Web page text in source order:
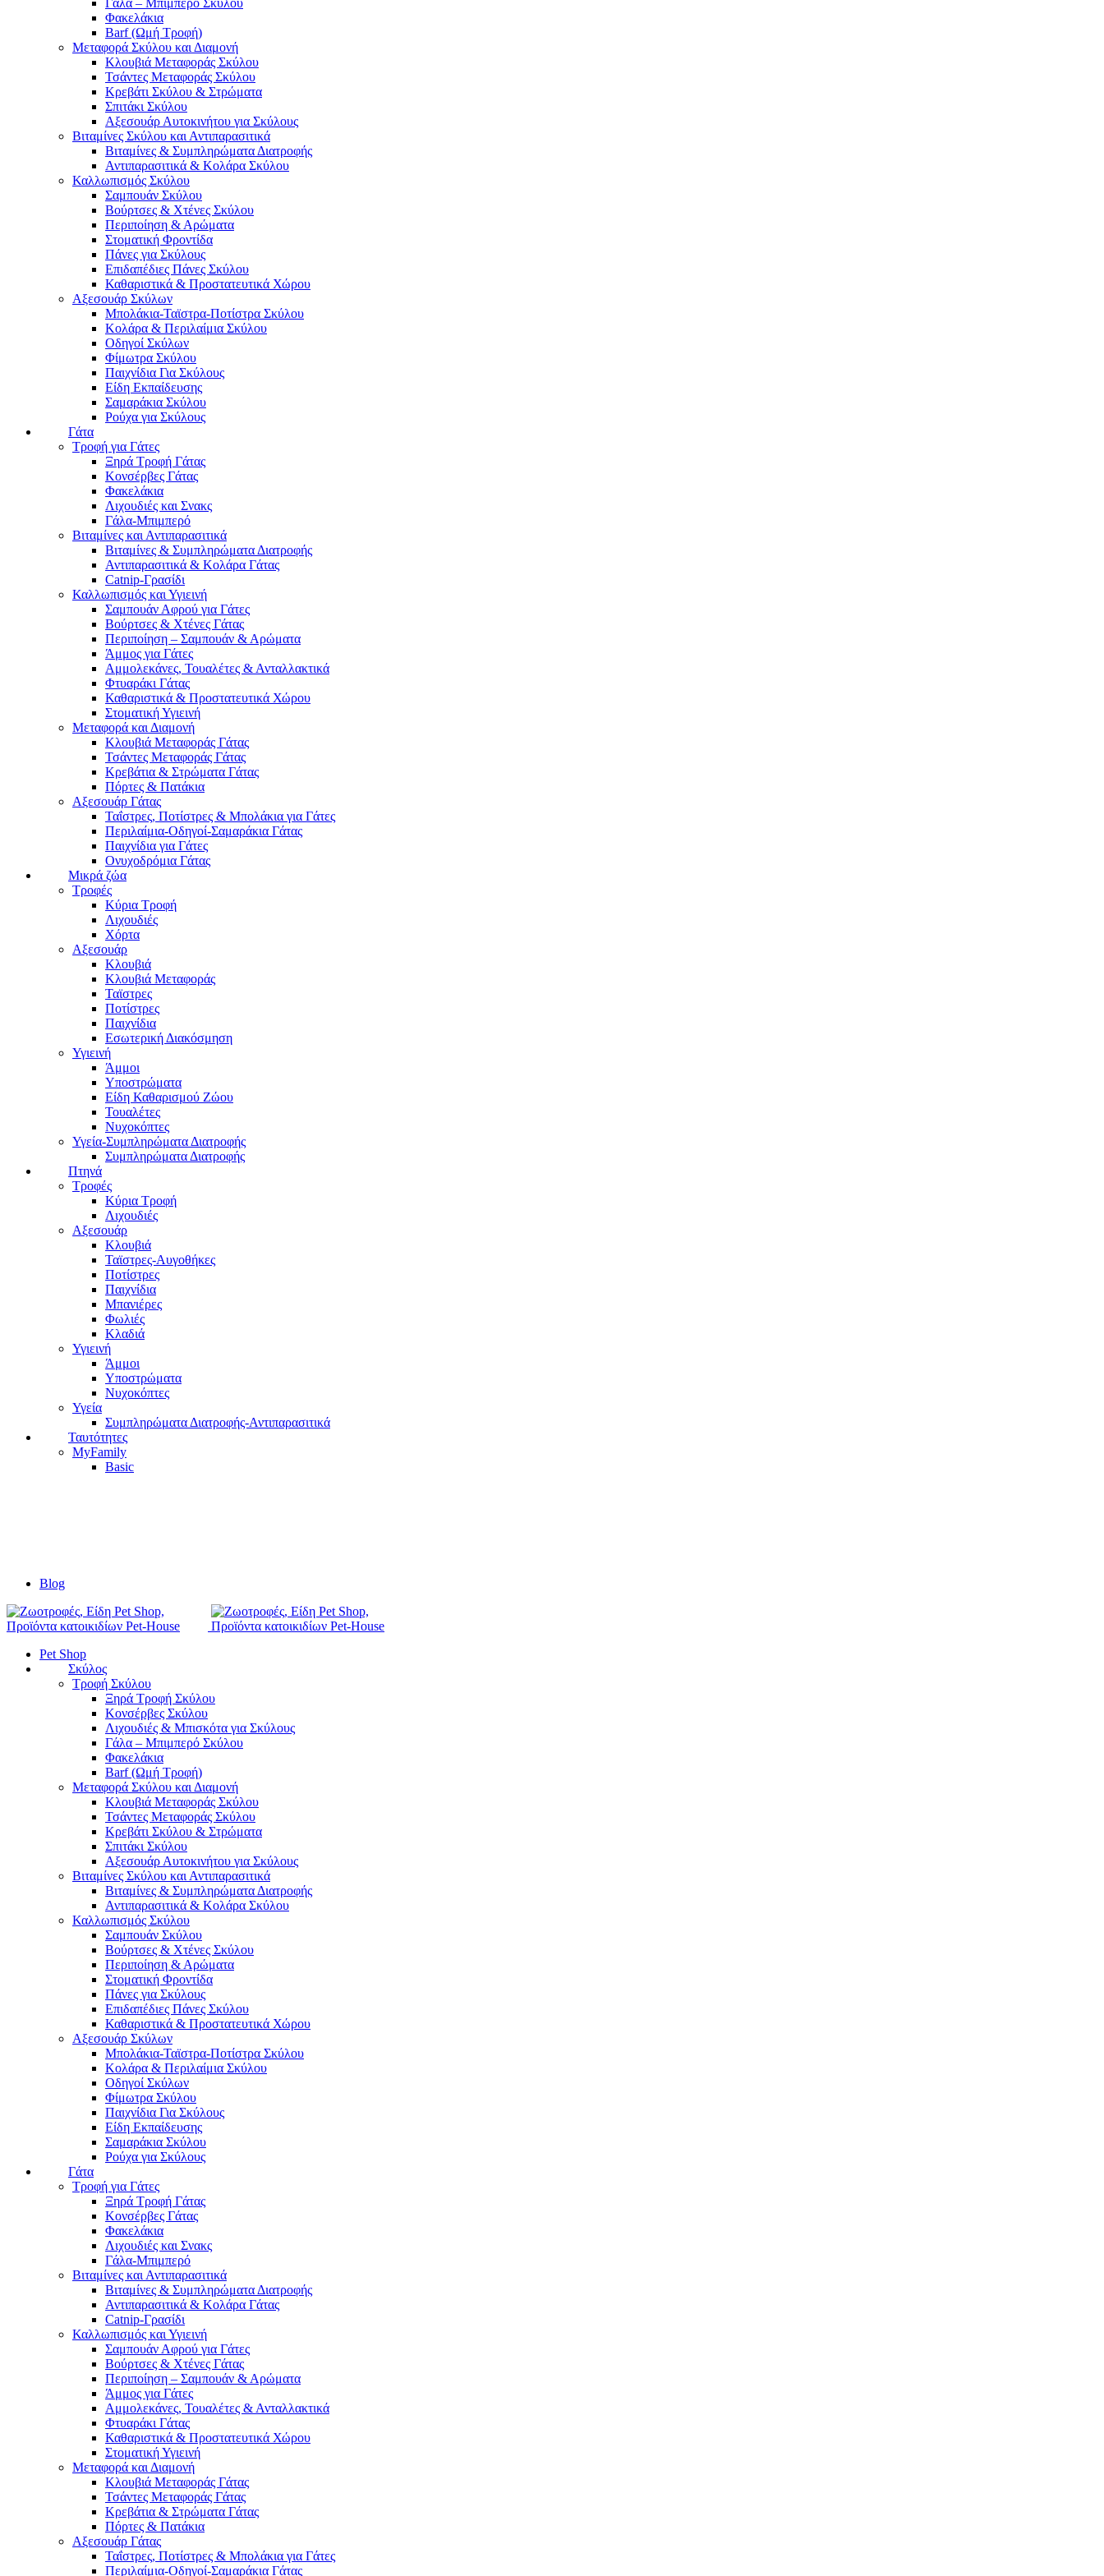
Γάλα – Μπιμπερό Σκύλου
Φακελάκια
Barf (Ωμή Τροφή)
Μεταφορά Σκύλου και Διαμονή
Κλουβιά Μεταφοράς Σκύλου
Τσάντες Μεταφοράς Σκύλου
Κρεβάτι Σκύλου & Στρώματα
Σπιτάκι Σκύλου
Αξεσουάρ Αυτοκινήτου για Σκύλους
Βιταμίνες Σκύλου και Αντιπαρασιτικά
Βιταμίνες & Συμπληρώματα Διατροφής
Αντιπαρασιτικά & Κολάρα Σκύλου
Καλλωπισμός Σκύλου
Σαμπουάν Σκύλου
Βούρτσες & Χτένες Σκύλου
Περιποίηση & Αρώματα
Στοματική Φροντίδα
Πάνες για Σκύλους
Επιδαπέδιες Πάνες Σκύλου
Καθαριστικά & Προστατευτικά Χώρου
Αξεσουάρ Σκύλων
Μπολάκια-Ταϊστρα-Ποτίστρα Σκύλου
Κολάρα & Περιλαίμια Σκύλου
Οδηγοί Σκύλων
Φίμωτρα Σκύλου
Παιχνίδια Για Σκύλους
Είδη Εκπαίδευσης
Σαμαράκια Σκύλου
Ρούχα για Σκύλους
Γάτα
Τροφή για Γάτες
Ξηρά Τροφή Γάτας
Κονσέρβες Γάτας
Φακελάκια
Λιχουδιές και Σνακς
Γάλα-Μπιμπερό
Βιταμίνες και Αντιπαρασιτικά
Βιταμίνες & Συμπληρώματα Διατροφής
Αντιπαρασιτικά & Κολάρα Γάτας
Catnip-Γρασίδι
Καλλωπισμός και Υγιεινή
Σαμπουάν Αφρού για Γάτες
Βούρτσες & Χτένες Γάτας
Περιποίηση – Σαμπουάν & Αρώματα
Άμμος για Γάτες
Αμμολεκάνες, Τουαλέτες & Ανταλλακτικά
Φτυαράκι Γάτας
Καθαριστικά & Προστατευτικά Χώρου
Στοματική Υγιεινή
Μεταφορά και Διαμονή
Κλουβιά Μεταφοράς Γάτας
Τσάντες Μεταφοράς Γάτας
Κρεβάτια & Στρώματα Γάτας
Πόρτες & Πατάκια
Αξεσουάρ Γάτας
Ταΐστρες, Ποτίστρες & Μπολάκια για Γάτες
Περιλαίμια-Οδηγοί-Σαμαράκια Γάτας
Παιχνίδια για Γάτες
Ονυχοδρόμια Γάτας
Μικρά ζώα
Τροφές
Κύρια Τροφή
Λιχουδιές
Χόρτα
Αξεσουάρ
Κλουβιά
Κλουβιά Μεταφοράς
Ταϊστρες
Ποτίστρες
Παιχνίδια
Εσωτερική Διακόσμηση
Υγιεινή
Άμμοι
Υποστρώματα
Είδη Καθαρισμού Ζώου
Τουαλέτες
Νυχοκόπτες
Υγεία-Συμπληρώματα Διατροφής
Συμπληρώματα Διατροφής
Πτηνά
Τροφές
Κύρια Τροφή
Λιχουδιές
Αξεσουάρ
Κλουβιά
Ταϊστρες-Αυγοθήκες
Ποτίστρες
Παιχνίδια
Μπανιέρες
Φωλιές
Κλαδιά
Υγιεινή
Άμμοι
Υποστρώματα
Νυχοκόπτες
Υγεία
Συμπληρώματα Διατροφής-Αντιπαρασιτικά
Ταυτότητες
MyFamily
Basic
Blog
Pet Shop
Σκύλος
Τροφή Σκύλου
Ξηρά Τροφή Σκύλου
Κονσέρβες Σκύλου
Λιχουδιές & Μπισκότα για Σκύλους
Γάλα – Μπιμπερό Σκύλου
Φακελάκια
Barf (Ωμή Τροφή)
Μεταφορά Σκύλου και Διαμονή
Κλουβιά Μεταφοράς Σκύλου
Τσάντες Μεταφοράς Σκύλου
Κρεβάτι Σκύλου & Στρώματα
Σπιτάκι Σκύλου
Αξεσουάρ Αυτοκινήτου για Σκύλους
Βιταμίνες Σκύλου και Αντιπαρασιτικά
Βιταμίνες & Συμπληρώματα Διατροφής
Αντιπαρασιτικά & Κολάρα Σκύλου
Καλλωπισμός Σκύλου
Σαμπουάν Σκύλου
Βούρτσες & Χτένες Σκύλου
Περιποίηση & Αρώματα
Στοματική Φροντίδα
Πάνες για Σκύλους
Επιδαπέδιες Πάνες Σκύλου
Καθαριστικά & Προστατευτικά Χώρου
Αξεσουάρ Σκύλων
Μπολάκια-Ταϊστρα-Ποτίστρα Σκύλου
Κολάρα & Περιλαίμια Σκύλου
Οδηγοί Σκύλων
Φίμωτρα Σκύλου
Παιχνίδια Για Σκύλους
Είδη Εκπαίδευσης
Σαμαράκια Σκύλου
Ρούχα για Σκύλους
Γάτα
Τροφή για Γάτες
Ξηρά Τροφή Γάτας
Κονσέρβες Γάτας
Φακελάκια
Λιχουδιές και Σνακς
Γάλα-Μπιμπερό
Βιταμίνες και Αντιπαρασιτικά
Βιταμίνες & Συμπληρώματα Διατροφής
Αντιπαρασιτικά & Κολάρα Γάτας
Catnip-Γρασίδι
Καλλωπισμός και Υγιεινή
Σαμπουάν Αφρού για Γάτες
Βούρτσες & Χτένες Γάτας
Περιποίηση – Σαμπουάν & Αρώματα
Άμμος για Γάτες
Αμμολεκάνες, Τουαλέτες & Ανταλλακτικά
Φτυαράκι Γάτας
Καθαριστικά & Προστατευτικά Χώρου
Στοματική Υγιεινή
Μεταφορά και Διαμονή
Κλουβιά Μεταφοράς Γάτας
Τσάντες Μεταφοράς Γάτας
Κρεβάτια & Στρώματα Γάτας
Πόρτες & Πατάκια
Αξεσουάρ Γάτας
Ταΐστρες, Ποτίστρες & Μπολάκια για Γάτες
Περιλαίμια-Οδηγοί-Σαμαράκια Γάτας